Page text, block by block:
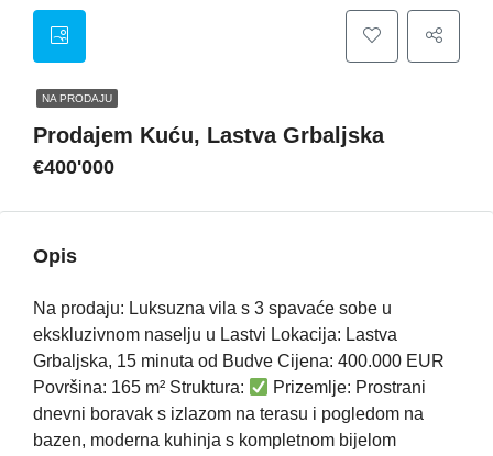
NA PRODAJU
Prodajem Kuću, Lastva Grbaljska
€400'000
Opis
Na prodaju: Luksuzna vila s 3 spavaće sobe u
ekskluzivnom naselju u Lastvi Lokacija: Lastva
Grbaljska, 15 minuta od Budve Cijena: 400.000 EUR
Površina: 165 m² Struktura:
Prizemlje: Prostrani
dnevni boravak s izlazom na terasu i pogledom na
bazen, moderna kuhinja s kompletnom bijelom